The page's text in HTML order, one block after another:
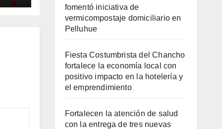
fomentó iniciativa de
vermicompostaje domiciliario en
Pelluhue
Fiesta Costumbrista del Chancho
fortalece la economía local con
positivo impacto en la hotelería y
el emprendimiento
Fortalecen la atención de salud
con la entrega de tres nuevas